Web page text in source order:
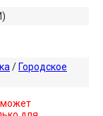
/ Городское
может